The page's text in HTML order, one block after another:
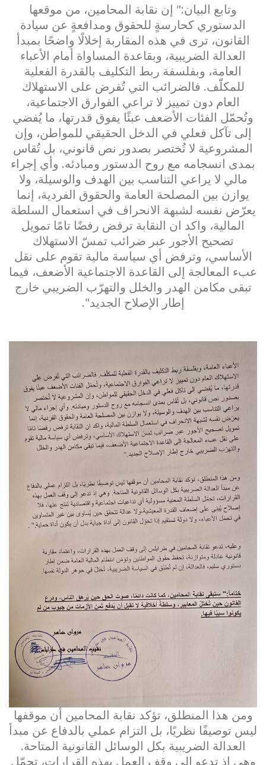
وتابع البيان:" إن نقابة المحامين، من موقعها
الدستوري كحارسةٍ للحقوق ومدافعةٍ عن سيادة
القانون، ترى في هذه المقاربة إخلالًا واضحًا بمبدأ
العدالة الضريبية، وبقاعدة المساواة أمام الأعباء
العامة، وبفلسفة ربط التكليف بالقدرة الفعلية
للمكلّف. فالضرائب التي تُفرض على الاستهلاك
العام دون تمييز لا تراعي الفوارق الاجتماعية،
وتُحمّل الفئات الأضعف عبئًا يفوق قدرتها، ما يُفضي
إلى تآكل فعلي في الدخل الحقيقي للمواطن، وإن
المشروعية لا تُختصر بصدور نص قانوني، بل تُقاس
بمدى انسجامه مع روح الدستور ومبادئه. وأي إجراء
مالي لا يراعي التناسب بين الهدف والوسيلة، ولا
يوازن بين المصلحة العامة والحقوق الفردية، إنما
يعرّض نفسه لشبهة الانحراف في استعمال السلطة
المالية، واكد ان النقابة ترفض رفضًا تامًا تمويل
تصحيح الأجور عبر ضرائب تمسّ الاستهلاك
الأساسي، وترفض أي سياسة مالية تقوم على نقل
عبء المعالجة إلى القاعدة الاجتماعية الأضعف، فيما
تبقى مكامن الهدر والخلل والتهرّب الضريبي خارج
إطار الإصلاح الجديد".
ومن هذا المنطلق، تؤكد نقابة المحامين أن موقفها
ليس توصيفًا نظريًا، بل التزام عملي بالدفاع عن مبدأ
العدالة الضريبية بكل الوسائل القانونية المتاحة.
وهي إذ تدعو إلى وقف العمل بهذه القرارات، تحمّل